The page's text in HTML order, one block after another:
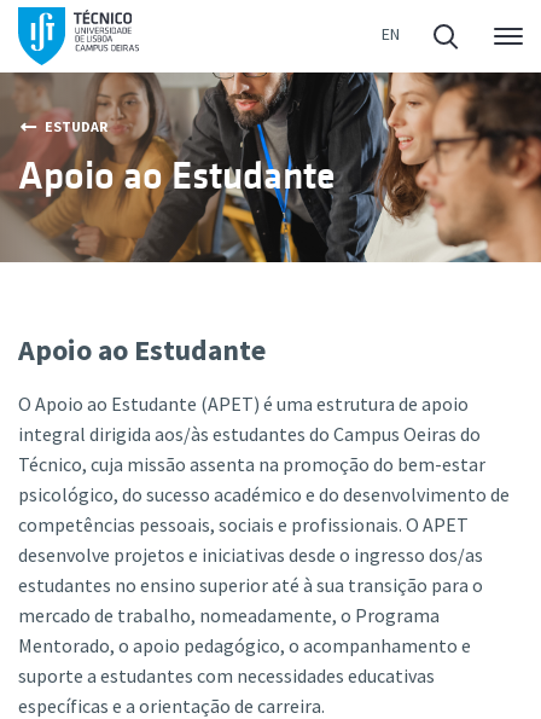
ESTUDAR
Apoio ao Estudante
Apoio ao Estudante
O Apoio ao Estudante (APET) é uma estrutura de apoio
integral dirigida aos/às estudantes do Campus Oeiras do
Técnico, cuja missão assenta na promoção do bem-estar
psicológico, do sucesso académico e do desenvolvimento de
competências pessoais, sociais e profissionais. O APET
desenvolve projetos e iniciativas desde o ingresso dos/as
estudantes no ensino superior até à sua transição para o
mercado de trabalho, nomeadamente, o Programa
Mentorado, o apoio pedagógico, o acompanhamento e
suporte a estudantes com necessidades educativas
específicas e a orientação de carreira.